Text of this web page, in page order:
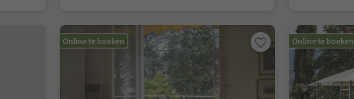
Online te boeken Online te boeken